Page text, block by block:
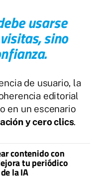
usarse
sino
.
de usuario, la
editorial
en un escenario
y cero clics.
contenido con
tu periódico
la IA